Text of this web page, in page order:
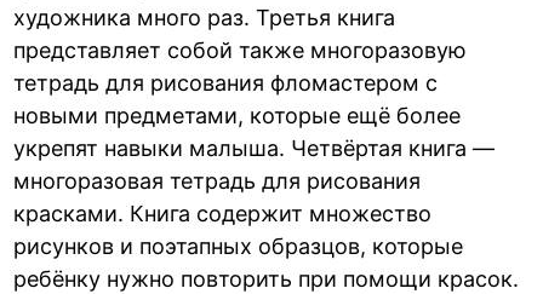
художника много раз. Третья книга
представляет собой также многоразовую
тетрадь для рисования фломастером с
новыми предметами, которые ещё более
укрепят навыки малыша. Четвёртая книга —
многоразовая тетрадь для рисования
красками. Книга содержит множество
рисунков и поэтапных образцов, которые
ребёнку нужно повторить при помощи красок.